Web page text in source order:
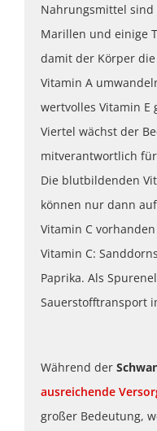
Nahrungsmittel sind
Marillen und einige
damit der Körper
Vitamin A
wertvolles Vitamin E
Viertel wächst der
mitverantwortlich
Die blutbildenden
können nur dann
Vitamin C
Vitamin C:
Paprika. Als
Sauerstofftransport
Während der
ausreichende
großer Bedeutung,